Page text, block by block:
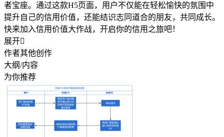
者宝座。通过这款H5页面，用户不仅能在轻松愉快的氛围中
提升自己的信用价值，还能结识志同道合的朋友，共同成长。
快来加入信用价值大作战，开启你的信用之旅吧！
展开
作者其他创作
大纲/内容
为你推荐